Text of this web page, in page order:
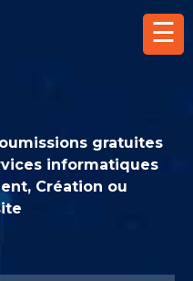
☰
gratuites
informatiques
Création ou